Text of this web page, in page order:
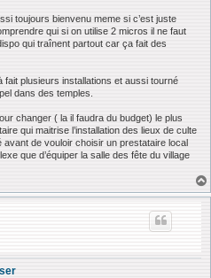
toujours bienvenu meme si c’est juste
qui si on utilise 2 micros il ne faut
qui traînent partout car ça fait des
fait plusieurs installations et aussi tourné
dans des temples.
changer ( la il faudra du budget) le plus
qui maitrise l’installation des lieux de culte
avant de vouloir choisir un prestataire local
que d’équiper la salle des fête du village